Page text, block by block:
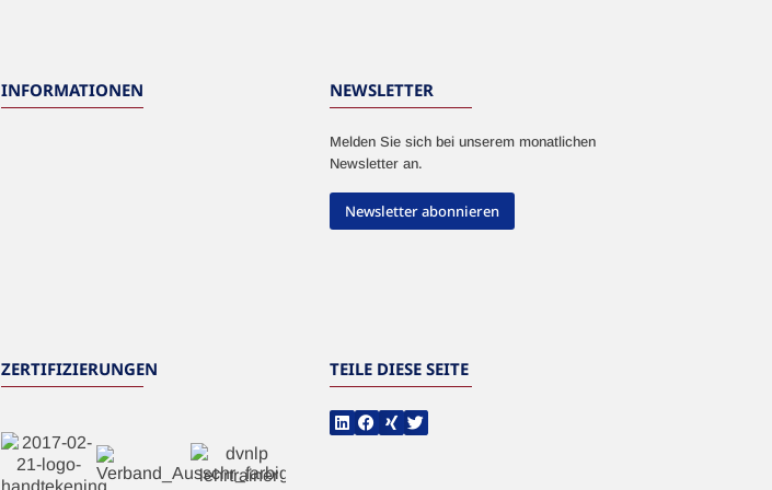
INFORMATIONEN NEWSLETTER
Melden Sie sich bei unserem monatlichen
Newsletter an.
Newsletter abonnieren
ZERTIFIZIERUNGEN TEILE DIESE SEITE